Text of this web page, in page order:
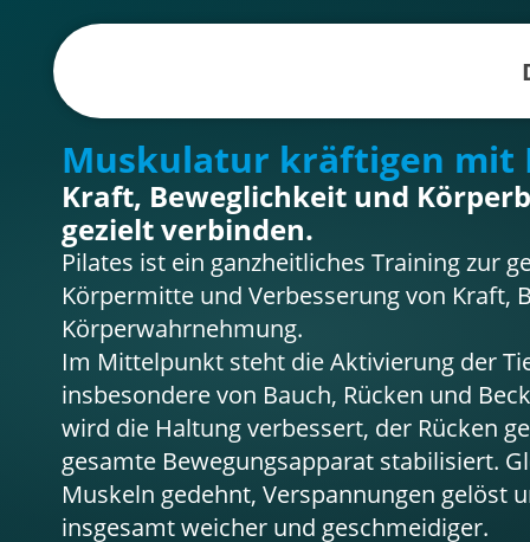
Muskulatur kräftigen mit
Kraft, Beweglichkeit und
gezielt verbinden.
Pilates ist ein ganzheitliches Training zur
Körpermitte und Verbesserung von Kraft,
Körperwahrnehmung.
Im Mittelpunkt steht die Aktivierung der
insbesondere von Bauch, Rücken und
wird die Haltung verbessert, der Rücken
gesamte Bewegungsapparat stabilisiert.
Muskeln gedehnt, Verspannungen gelöst
insgesamt weicher und geschmeidiger.